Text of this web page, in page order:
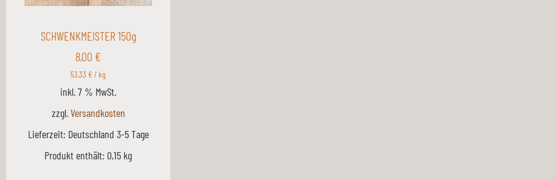
SCHWENKMEISTER 150g
8,00 €
53,33 € / kg
inkl. 7 % MwSt.
zzgl.Versandkosten
Lieferzeit: Deutschland 3-5 Tage
Produkt enthält: 0,15 kg